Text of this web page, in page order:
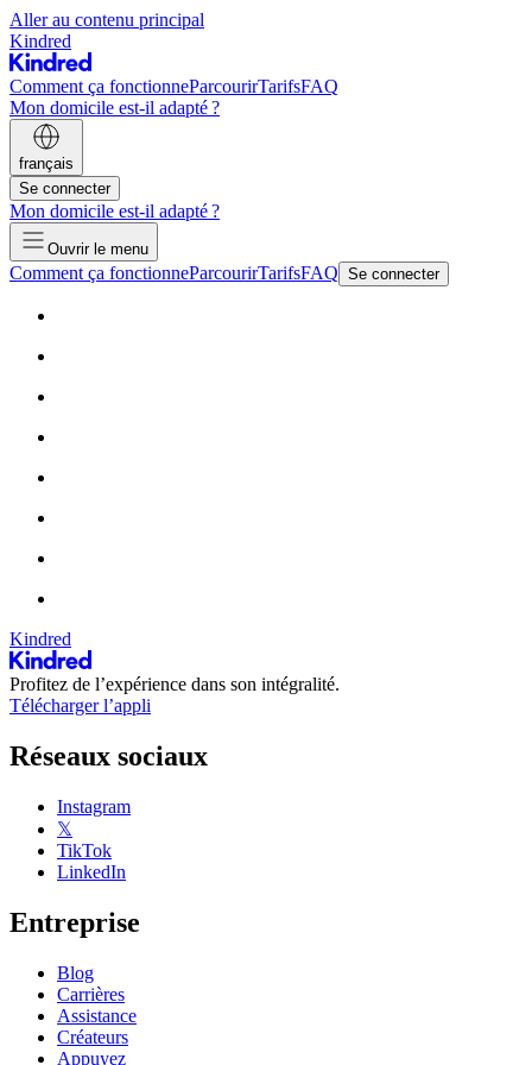
Aller au contenu principal
Kindred
Comment ça fonctionneParcourirTarifsFAQ
Mon domicile est-il adapté ?
français
Se connecter
Mon domicile est-il adapté ?
Ouvrir le menu
Comment ça fonctionneParcourirTarifsFAQ Se connecter
Kindred
Profitez de l’expérience dans son intégralité.
Télécharger l’appli
Réseaux sociaux
Instagram
𝕏
TikTok
LinkedIn
Entreprise
Blog
Carrières
Assistance
Créateurs
Appuyez